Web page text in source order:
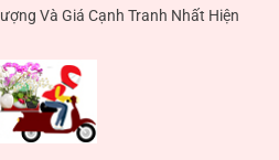
Và Giá Cạnh Tranh Nhất Hiện